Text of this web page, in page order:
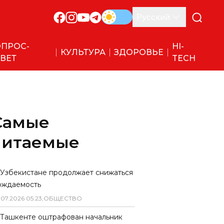
КУЛЬТУРА ЗДОРОВЬЕ
HI-
TECH
продолжает снижаться
07.2026 05:23,ОБЩЕСТВО
оштрафован начальник